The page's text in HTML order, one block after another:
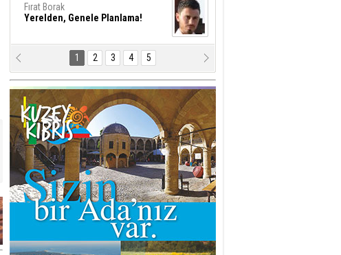
Fırat Borak
Yerelden, Genele Planlama!
Erkut YILMABAŞAR
Bayrak tartışmaları ve ihalesiz
işler!
Arif Alasya
2015 SONRASI VE AKINCI.
Fatma Baysal
SURLAR İÇİ’NDE KOLAYDIR ÖLMEK
Ediz TUNCEL
Göz göre göre…
1 2 3 4 5